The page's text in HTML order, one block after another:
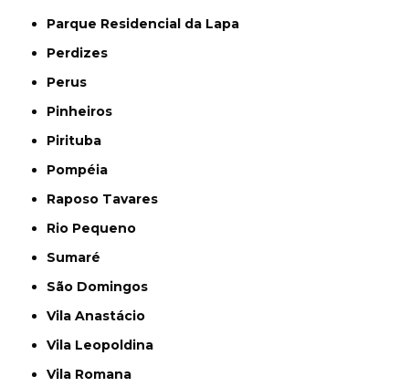
Parque Residencial da Lapa
Perdizes
Perus
Pinheiros
Pirituba
Pompéia
Raposo Tavares
Rio Pequeno
Sumaré
São Domingos
Vila Anastácio
Vila Leopoldina
Vila Romana